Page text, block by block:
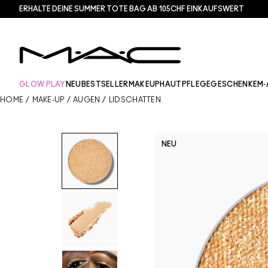
ERHALTE DEINE SUMMER TOTE BAG AB 105CHF EINKAUFSWERT​
GLOW PLAY NEU BESTSELLER MAKEUP HAUTPFLEGEGESCHENKE
HOME / MAKE-UP / AUGEN / LIDSCHATTEN
NEU